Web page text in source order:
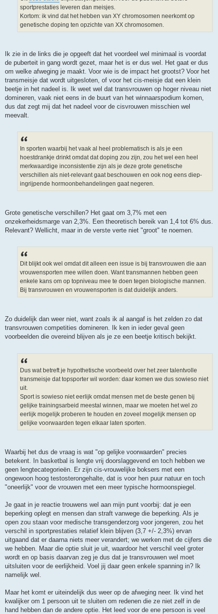
sportprestaties leveren dan meisjes.
Kortom: ik vind dat het hebben van XY chromosomen neerkomt op
genetische doping ten opzichte van XX chromosomen.
Ik zie in de links die je opgeeft dat het voordeel wel minimaal is voordat
de puberteit in gang wordt gezet, maar het is er dus wel. Het gaat er dus
om welke afweging je maakt. Voor wie is de impact het grootst? Voor het
transmeisje dat wordt uitgesloten, of voor het cis-meisje dat een klein
beetje in het nadeel is. Ik weet wel dat transvrouwen op hoger niveau niet
domineren, vaak niet eens in de buurt van het winnaarspodium komen,
dus dat zegt mij dat het nadeel voor de cisvrouwen misschien wel
meevalt.
In sporten waarbij het vaak al heel problematisch is als je een
hoestdrankje drinkt omdat dat doping zou zijn, zou het wel een heel
merkwaardige inconsistentie zijn als je deze grote genetische
verschillen als niet-relevant gaat beschouwen en ook nog eens diep-
ingrijpende hormoonbehandelingen gaat negeren.
Grote genetische verschillen? Het gaat om 3,7% met een
onzekerheidsmarge van 2,3%. Een theoretisch bereik van 1,4 tot 6% dus.
Relevant? Wellicht, maar in de verste verte niet "groot" te noemen.
Dit blijkt ook wel omdat dit alleen een issue is bij transvrouwen die aan
vrouwensporten mee willen doen. Want transmannen hebben geen
enkele kans om op topniveau mee te doen tegen biologische mannen.
Bij transvrouwen en vrouwensporten is dat duidelijk anders.
Zo duidelijk dan weer niet, want zoals ik al aangaf is het zelden zo dat
transvrouwen competities domineren. Ik ken in ieder geval geen
voorbeelden die overeind blijven als je ze een beetje kritisch bekijkt.
Dus wat betreft je hypothetische voorbeeld over het zeer talentvolle
transmeisje dat topsporter wil worden: daar komen we dus sowieso niet
uit.
Sport is sowieso niet eerlijk omdat mensen met de beste genen bij
gelijke trainingsarbeid meestal winnen, maar we moeten het wel zo
eerlijk mogelijk proberen te houden en zoveel mogelijk mensen op
gelijke voorwaarden tegen elkaar laten sporten.
Waarbij het dus de vraag is wat "op gelijke voorwaarden" precies
betekent. In basketbal is lengte vrij doorslaggevend en toch hebben we
geen lengtecategorieën. Er zijn cis-vrouwelijke boksers met een
ongewoon hoog testosterongehalte, dat is voor hen puur natuur en toch
"oneerlijk" voor de vrouwen met een meer typische hormoonspiegel.
Je gaat in je reactie trouwens wel aan mijn punt voorbij: dat je een
beperking oplegt en mensen dan straft vanwege die beperking. Als je
open zou staan voor medische transgenderzorg voor jongeren, zou het
verschil in sportprestaties relatief klein blijven (3,7 +/- 2,3%) ervan
uitgaand dat er daarna niets meer verandert; we werken met de cijfers die
we hebben. Maar die optie sluit je uit, waardoor het verschil veel groter
wordt en op basis daarvan zeg je dus dat je transvrouwen wel moet
uitsluiten voor de eerlijkheid. Voel jij daar geen enkele spanning in? Ik
namelijk wel.
Maar het komt er uiteindelijk dus weer op de afweging neer. Ik vind het
kwalijker om 1 persoon uit te sluiten om redenen die ze niet zelf in de
hand hebben dan de andere optie. Het leed voor de ene persoon is veel